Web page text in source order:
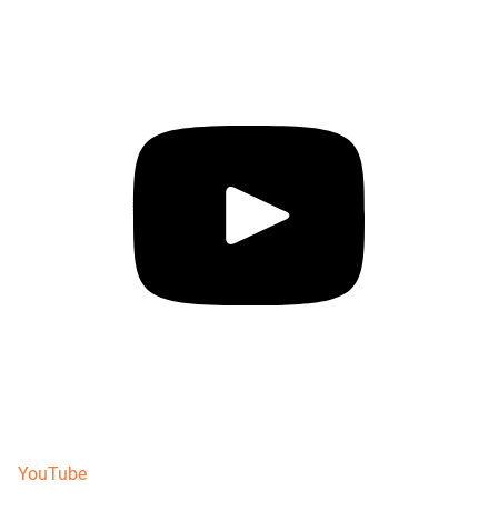
YouTube